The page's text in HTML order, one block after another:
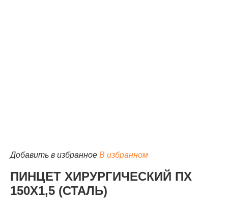
Добавить в избранное В избранном
ПИНЦЕТ ХИРУРГИЧЕСКИЙ ПХ
150Х1,5 (СТАЛЬ)